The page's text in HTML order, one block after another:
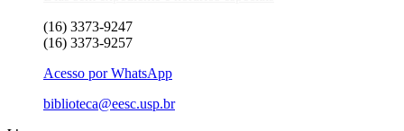
(16) 3373-9247
(16) 3373-9257
Acesso por WhatsApp
biblioteca@eesc.usp.br